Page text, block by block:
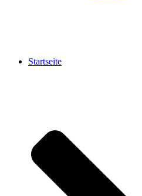
Startseite